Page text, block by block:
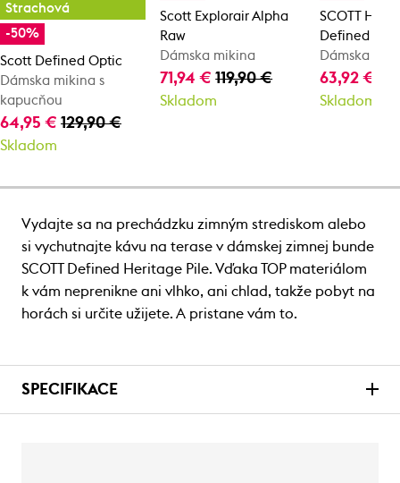
Strachová
-50%
Scott Defined Optic
Dámska mikina s
kapucňou
64,95 € 129,90 €
Skladom
Scott Explorair Alpha
Raw
Dámska mikina
71,94 €119,90 €
Skladom
SCOTT
Defined
Dámska
63,92 €
Skladom
Vydajte sa na prechádzku zimným strediskom alebo
si vychutnajte kávu na terase v dámskej zimnej bunde
SCOTT Defined Heritage Pile. Vďaka TOP materiálom
k vám neprenikne ani vlhko, ani chlad, takže pobyt na
horách si určite užijete. A pristane vám to.
SPECIFIKACE